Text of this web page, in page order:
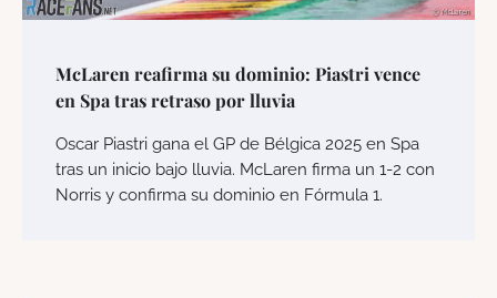
McLaren reafirma su dominio: Piastri vence
en Spa tras retraso por lluvia
Oscar Piastri gana el GP de Bélgica 2025 en Spa
tras un inicio bajo lluvia. McLaren firma un 1-2 con
Norris y confirma su dominio en Fórmula 1.